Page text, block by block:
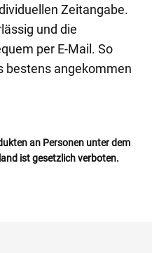
Zeitangabe.
und die
per E-Mail. So
bestens angekommen
an Personen unter dem
ist gesetzlich verboten.